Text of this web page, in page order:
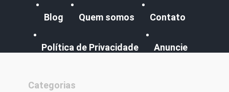
Blog Quem somos Contato
Política de Privacidade Anuncie
Categorias